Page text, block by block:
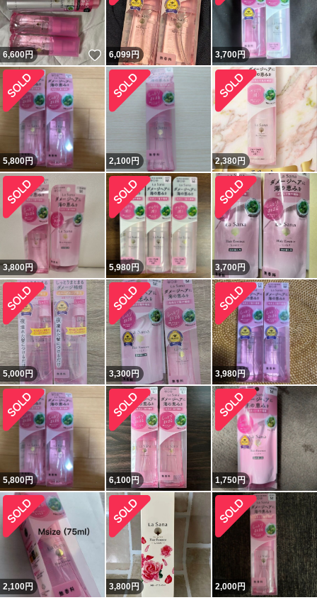
6,600円 いいね！
6,099円 3,700円
5,800円 2,100円 2,380円
3,800円 5,980円 3,700円
5,000円 3,300円 3,980円
5,800円 6,100円 1,750円
2,100円 3,800円 2,000円